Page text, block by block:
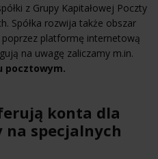
z Grupy Kapitałowej Poczty
Spółka rozwija także obszar
poprzez platformę internetową
na uwagę zaliczamy m.in.
pocztowym.
konta dla
specjalnych